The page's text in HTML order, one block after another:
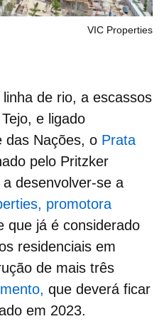
VIC Properties
de rio, a escassos
e ligado
das Nações, o Prata
pelo Pritzker
desenvolver-se a
promotora
que já é considerado
residenciais em
de mais três
que deverá ficar
em 2023.